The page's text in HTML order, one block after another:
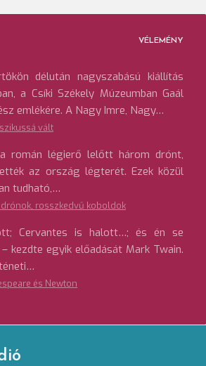
VÉLEMÉNY
délután nagyszabású kiállítás
a Csíki Székely Múzeumban Gaál
emlékére. A Nagy Imre, Nagy…
vált
román légierő lelőtt három drónt,
az ország légterét. Ezek közül
tudható,…
drónok, rosszkedvű koboldok
Cervantes is halott…; és én se
kezdte egyik előadását Mark Twain.
és Newton